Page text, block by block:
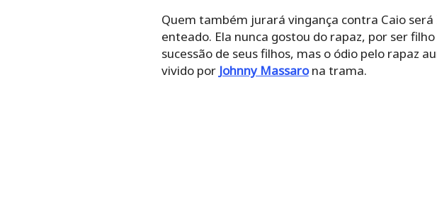
Quem também jurará vingança contra Caio
enteado. Ela nunca gostou do rapaz, por ser
sucessão de seus filhos, mas o ódio pelo rapaz
vivido por Johnny Massarona trama.